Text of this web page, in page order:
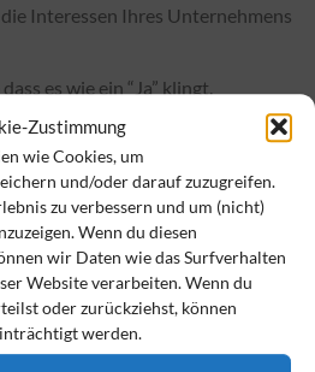
Zustimmung
wie Cookies, um
und/oder darauf zuzugreifen.
zu verbessern und um (nicht)
Wenn du diesen
wir Daten wie das Surfverhalten
Website verarbeiten. Wenn du
oder zurückziehst, können
werden.
die Interessen Ihres Unternehmens
es wie ein “Ja” klingt.
wie „Nein, das geht
für den Kunden und seine
mit einer kurzen Begründung zur
nach Möglichkeit mehrere